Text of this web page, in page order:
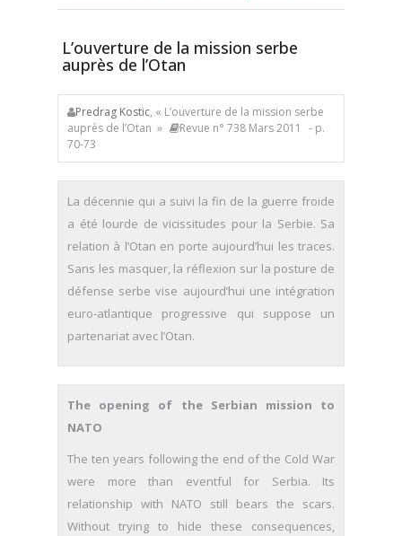
L’ouverture de la mission serbe
auprès de l’Otan
Predrag Kostic, « L’ouverture de la mission serbe
auprès de l’Otan »
Revue n° 738 Mars 2011
- p.
70-73
La décennie qui a suivi la fin de la guerre froide
a été lourde de vicissitudes pour la Serbie. Sa
relation à l’Otan en porte aujourd’hui les traces.
Sans les masquer, la réflexion sur la posture de
défense serbe vise aujourd’hui une intégration
euro-atlantique progressive qui suppose un
partenariat avec l’Otan.
The opening of the Serbian mission to
NATO
The ten years following the end of the Cold War
were more than eventful for Serbia. Its
relationship with NATO still bears the scars.
Without trying to hide these consequences,